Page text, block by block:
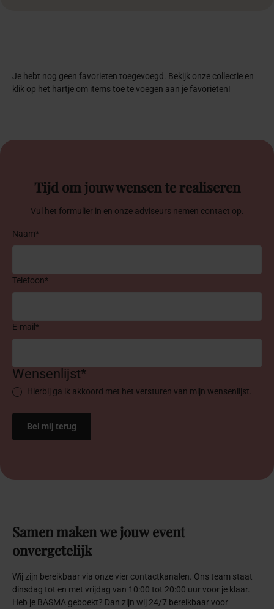
Je hebt nog geen favorieten toegevoegd. Bekijk onze collectie en
klik op het hartje om items toe te voegen aan je favorieten!
Tijd om jouw wensen te realiseren
Vul het formulier in en onze adviseurs nemen contact op.
Naam*
Telefoon*
E-mail*
Wensenlijst*
Hierbij ga ik akkoord met het versturen van mijn wensenlijst.
Samen makenwejouw event
onvergetelijk
Wij zijn bereikbaar via onze vier contactkanalen. Ons team staat
dinsdag tot en met vrijdag van 10:00 tot 20:00 uur voor je klaar.
Heb je BASMA geboekt? Dan zijn wij 24/7 bereikbaar voor